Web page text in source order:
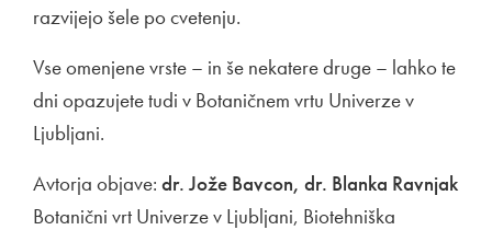
razvijejo šele po cvetenju.
Vse omenjene vrste – in še nekatere druge – lahko te
dni opazujete tudi v Botaničnem vrtu Univerze v
Ljubljani.
Avtorja objave: dr. Jože Bavcon, dr. Blanka Ravnjak
Botanični vrt Univerze v Ljubljani, Biotehniška